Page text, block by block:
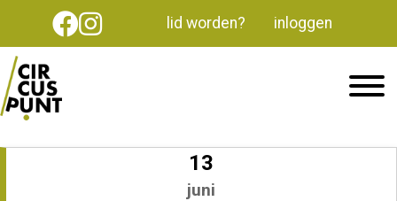
lid worden? inloggen
13
juni